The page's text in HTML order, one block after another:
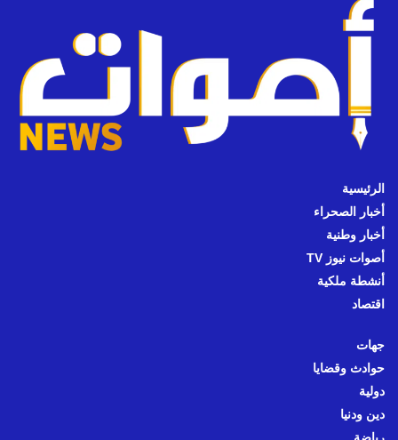
الرئيسية
أخبار الصحراء
أخبار وطنية
أصوات نيوز TV
أنشطة ملكية
اقتصاد
جهات
حوادث وقضايا
دولية
دين ودنيا